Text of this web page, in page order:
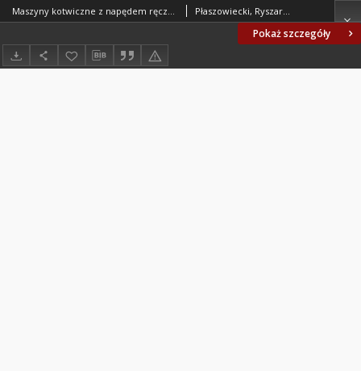
Pokaż szczegóły
Maszyny kotwiczne z napędem ręcznym dla statków śródlądowych - Wymagania i badania BN-80/3782-13 Płaszowiecki, Ryszard; Centrum Badawczo-Projektowe Żeglugi Śródlądowej we Wrocławiu. Oprac.